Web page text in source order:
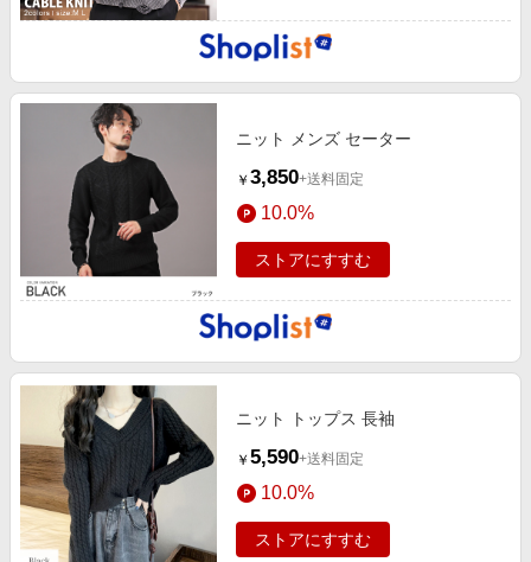
ニット メンズ セーター
￥ 3,850+送料固定
10.0%
ストアにすすむ
ニット トップス 長袖
￥ 5,590+送料固定
10.0%
ストアにすすむ